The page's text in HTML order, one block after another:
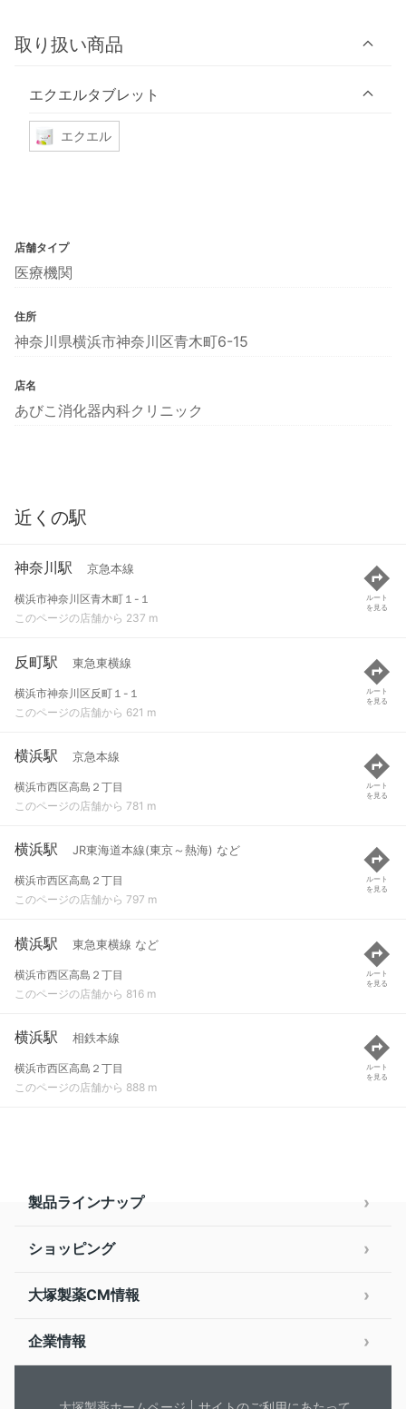
取り扱い商品
エクエルタブレット
エクエル
店舗タイプ
医療機関
住所
神奈川県横浜市神奈川区青木町6-15
店名
あびこ消化器内科クリニック
近くの駅
神奈川駅 京急本線
横浜市神奈川区青木町１-１
このページの店舗から 237 m
ルート
を見る
反町駅 東急東横線
横浜市神奈川区反町１-１
このページの店舗から 621 m
ルート
を見る
横浜駅 京急本線
横浜市西区高島２丁目
このページの店舗から 781 m
ルート
を見る
横浜駅 JR東海道本線(東京～熱海) など
横浜市西区高島２丁目
このページの店舗から 797 m
ルート
を見る
横浜駅 東急東横線 など
横浜市西区高島２丁目
このページの店舗から 816 m
ルート
を見る
横浜駅 相鉄本線
横浜市西区高島２丁目
このページの店舗から 888 m
ルート
を見る
製品ラインナップ
ショッピング
大塚製薬CM情報
企業情報